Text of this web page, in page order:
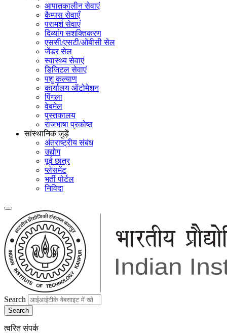
आपातकालीन सेवाएं
कैम्पस सेवाएँ
परामर्श सेवाएं
दिव्यांग सशक्तिकरण
एससी/एसटी/ओबीसी सेल
जेंडर सेल
स्वास्थ्य सेवाएं
डिजिटल सेवाएं
पशु कल्याण
कार्यालय ऑटोमेशन
पिंगला
वेबमेल
पुस्तकालय
राजभाषा प्रकोष्ठ
सांस्थानिक जुड़ें
अंतराष्ट्रीय संबंध
उद्योग
पूर्व छात्र
प्लेसमेंट
भर्ती पोर्टल
निविदा
Search
त्वरित संपर्क